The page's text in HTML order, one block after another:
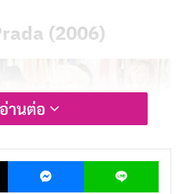
(2006)
านต่อ
X Messenger Line